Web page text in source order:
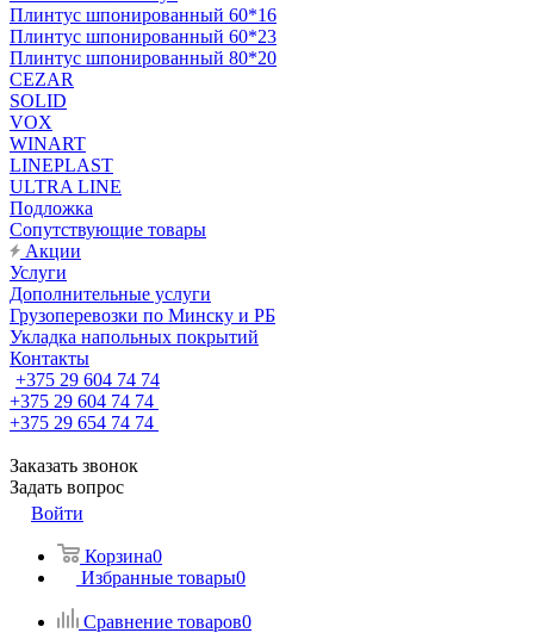
Плинтус шпонированный 60*16
Плинтус шпонированный 60*23
Плинтус шпонированный 80*20
CEZAR
SOLID
VOX
WINART
LINEPLAST
ULTRA LINE
Подложка
Сопутствующие товары
Акции
Услуги
Дополнительные услуги
Грузоперевозки по Минску и РБ
Укладка напольных покрытий
Контакты
+375 29 604 74 74
+375 29 604 74 74
+375 29 654 74 74
Заказать звонок
Задать вопрос
Войти
Корзина0
Избранные товары0
Сравнение товаров0